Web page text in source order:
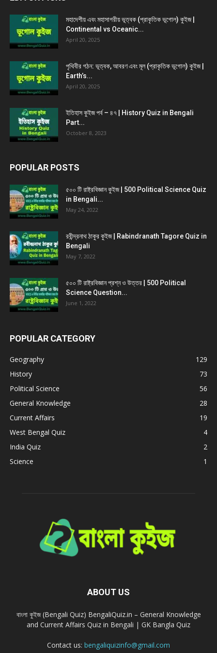
মহাদেশীয় এবং মহাসাগরীয় ভূত্বক (প্রাকৃতিক ভূগোল) কুইজ |
Continental vs Oceanic...
April 20, 2025
পৃথিবীর গঠন: ভূত্বক, আবরণ এবং মূল (প্রাকৃতিক ভূগোল) কুইজ |
Earth’s...
April 20, 2025
ইতিহাস কুইজ পর্ব – ৪৭ | History Quiz in Bengali
Part...
October 8, 2023
POPULAR POSTS
৫০০ টি রাষ্ট্রবিজ্ঞান কুইজ | 500 Political Science Quiz
in Bengali...
May 24, 2022
রবীন্দ্রনাথ ঠাকুর কুইজ | Rabindranath Tagore Quiz in
Bengali
May 7, 2022
৫০০ টি রাষ্ট্রবিজ্ঞান প্রশ্ন ও উত্তর | 500 Political
Science Question...
June 1, 2022
POPULAR CATEGORY
Geography
129
History
73
Political Science
56
General Knowledge
28
Current Affairs
19
West Bengal Quiz
4
India Quiz
2
Science
1
ABOUT US
বাংলা কুইজ (Bengali Quiz) BengaliQuiz.in – General Knowledge
and Current Affairs Quiz in Bengali | GK Bangla Quiz
Contact us: bengaliquizinfo@gmail.com